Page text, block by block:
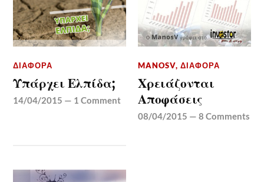
ΔΙΆΦΟΡΑ
Υπάρχει Ελπίδα;
14/04/2015 — 1 Comment
MANOSV,ΔΙΆΦΟΡΑ
Χρειάζονται
Αποφάσεις
08/04/2015 —8 Comments